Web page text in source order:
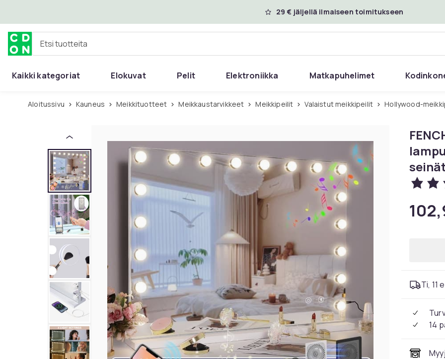
29 € jäljellä ilmaiseen toimitukseen
Etsi tuotteita
Kaikki kategoriat Elokuvat Pelit Elektroniikka Matkapuhelimet
Aloitussivu Kauneus Meikkituotteet Meikkaustarvikkeet Meikkipeilit Valaistut meikkipeilit Hollywood-
Ti, 11
14